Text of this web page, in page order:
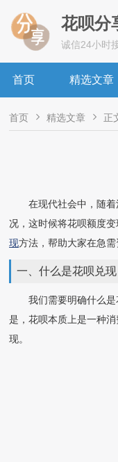
花呗分
诚信24小时
首页 精选文章
首页  精选文章  正
在现代社会中，随
况，这时候将花呗额度
现方法，帮助大家在急需
一、什么是花呗兑现
我们需要明确什么
是，花呗本质上是一种
现。